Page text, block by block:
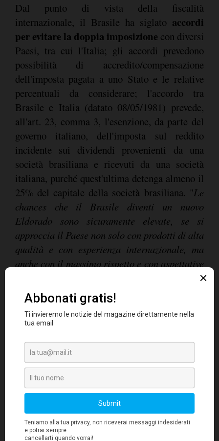
Dal punto di vista della fiscalità
internazionale, il Brasile ha siglato accordi
per evitare la doppia imposizione con diversi
Paesi, tra cui l'Italia; gli accordi prevedono
possibilità di accredito/compensazione
dell'imposta pagata a uno Stato e le relative
percentuali da considerare; l'accordo tra
Brasile e Italia (datato 08/05/1981) prevede,
all'art. 23, comma 3, l'esenzione, da parte del
governo italiano, dell'imposta sul reddito
incidente sui dividendi provenienti da una
società brasiliana e ricevuti da una società
italiana, purché quest'ultima detenga almeno il
25% del capitale della società brasiliana. "Le
chances che il Brasile diventi un nuovo
Eldorado sono sicuramente elevate, se si
approccia il Paese non solo con prodotti di alta
qualità e con esperienza internazionale, ma
anche con il massimo rispetto e con aspettative
",
aggiunge
Guarnera . "Una società italiana che
voglia accedere ad appalti in Brasile, si deve
adeguatamente strutturare, al fine di potersi
tecniche' necessarie, dal momento che questi
requisiti non vengono trasferiti
automaticamente quando si apre una società
nel Paese brasiliano. Per esempio, un'impresa
di costruzioni italiana che partecipa a un
subappalto in Brasile, rivolto a imprese che
abbiano già realizzato almeno 200km di